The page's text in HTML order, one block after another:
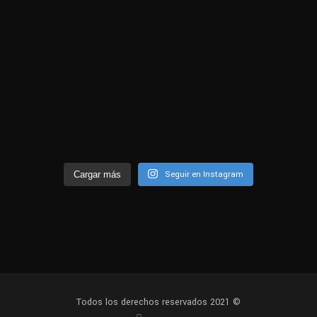
Cargar más Seguir en Instagram
Todos los derechos reservados 2021 ©